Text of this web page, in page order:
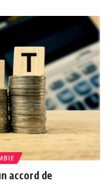
accord de